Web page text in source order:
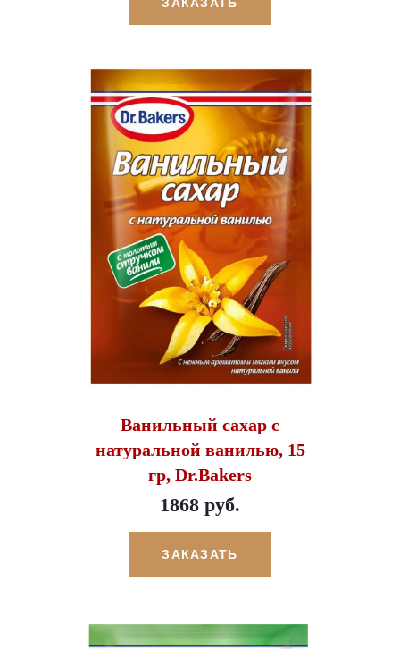
ЗАКАЗАТЬ
Ванильный сахар с
натуральной ванилью, 15
гр, Dr.Bakers
1868 руб.
ЗАКАЗАТЬ